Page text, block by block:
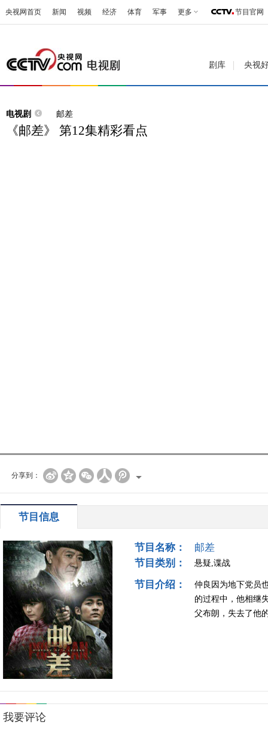
央视网首页 新闻 视频 经济 体育 军事 更多 节目官网
剧库 央视
电视剧 邮差
《邮差》 第12集精彩看点
分享到：
节目信息
节目名称：
邮差
节目类别：
悬疑,谍战
节目介绍：
仲良因为地下党员
的过程中，他相继
父布朗，失去了他